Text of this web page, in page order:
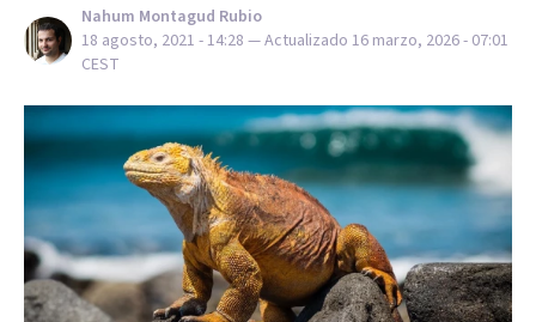
Nahum Montagud Rubio
18 agosto, 2021 - 14:28 — Actualizado 16 marzo, 2026 - 07:01
CEST